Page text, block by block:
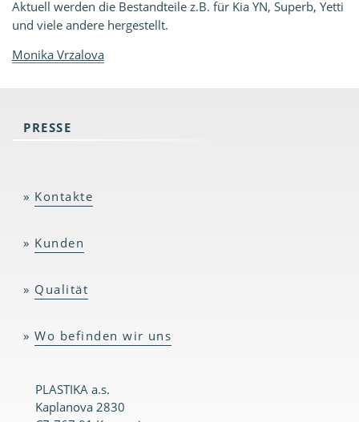
Aktuell werden die Bestandteile z.B. für Kia YN, Superb, Yetti
und viele andere hergestellt.
Monika Vrzalova
PRESSE
Kontakte
Kunden
Qualität
Wo befinden wir uns
PLASTIKA a.s.
Kaplanova 2830